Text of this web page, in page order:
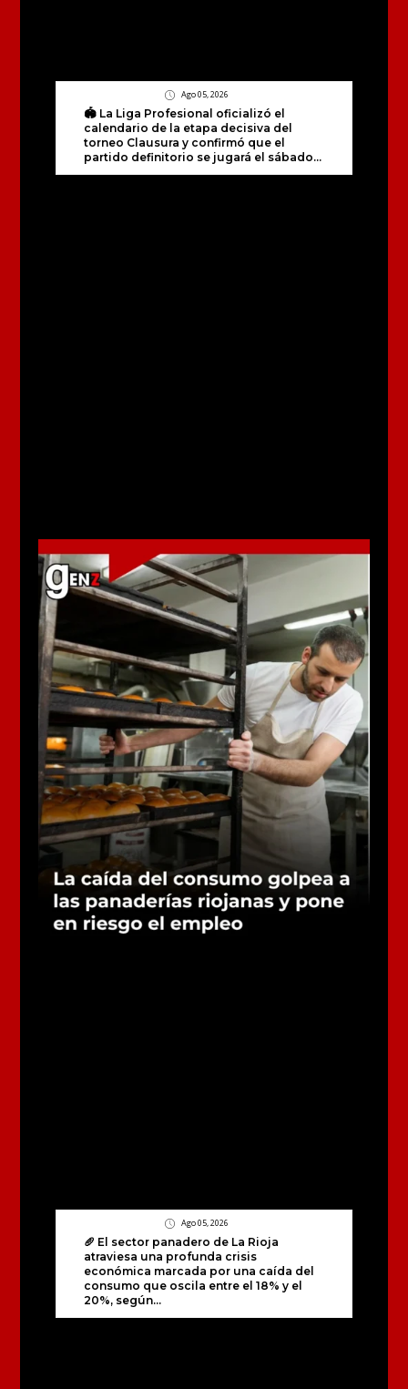
Ago 05, 2026
🏟️ La Liga Profesional oficializó el
calendario de la etapa decisiva del
torneo Clausura y confirmó que el
partido definitorio se jugará el sábado...
Ago 05, 2026
🥖 El sector panadero de La Rioja
atraviesa una profunda crisis
económica marcada por una caída del
consumo que oscila entre el 18% y el
20%, según...